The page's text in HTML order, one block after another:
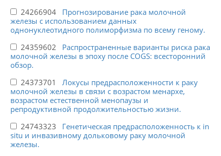
24266904 Прогнозирование рака молочной
железы с использованием данных
однонуклеотидного полиморфизма по всему геному.
24359602 Распространенные варианты риска рака
молочной железы в эпоху после COGS: всесторонний
обзор.
24373701 Локусы предрасположенности к раку
молочной железы в связи с возрастом менархе,
возрастом естественной менопаузы и
репродуктивной продолжительностью жизни.
24743323 Генетическая предрасположенность к in
situ и инвазивному дольковому раку молочной
железы.